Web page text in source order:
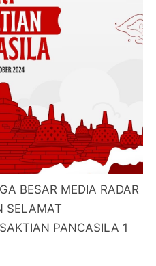
BESAR MEDIA RADAR
SELAMAT
PANCASILA 1